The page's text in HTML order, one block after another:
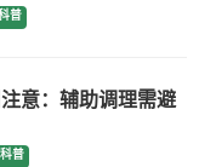
普
意：辅助调理需避
普